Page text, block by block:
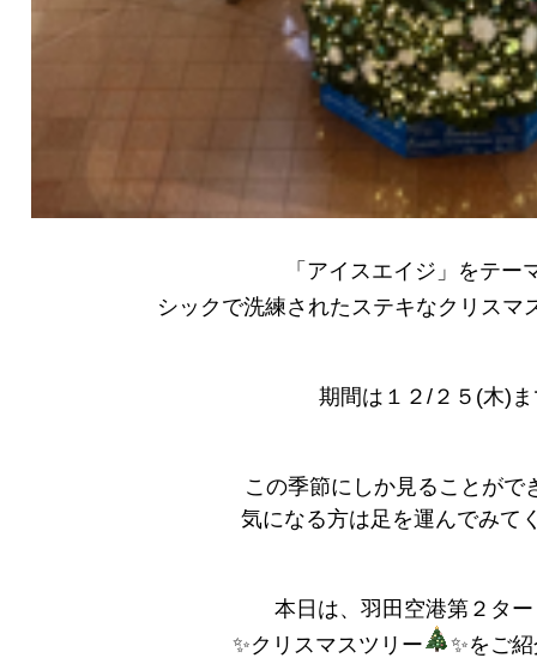
「アイスエイジ」をテー
シックで洗練されたステキなクリスマ
期間は１２/２５(木)
この季節にしか見ることがで
気になる方は足を運んでみて
本日は、羽田空港第２タ
✨クリスマスツリー
✨をご